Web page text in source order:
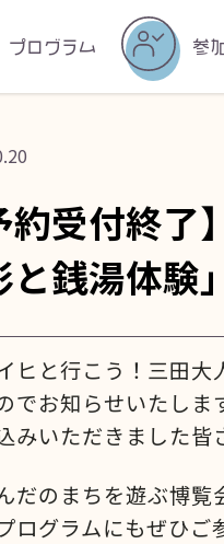
プログラム 参
約受付終
と銭湯体験
ヒと行こう！三田
でお知らせいたしま
みいただきました皆
だのまちを遊ぶ博
ログラムにもぜひご